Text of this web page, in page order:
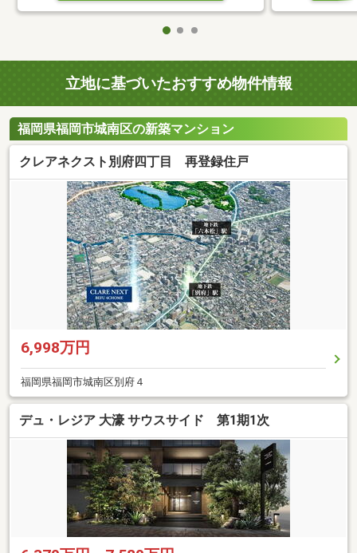
立地に基づいたおすすめ物件情報
福岡県福岡市城南区の新築マンション
クレアネクスト別府四丁目 再登録住戸
6,998万円
福岡県福岡市城南区別府４
デュ・レジア 大濠 サウスサイド 第1期1次